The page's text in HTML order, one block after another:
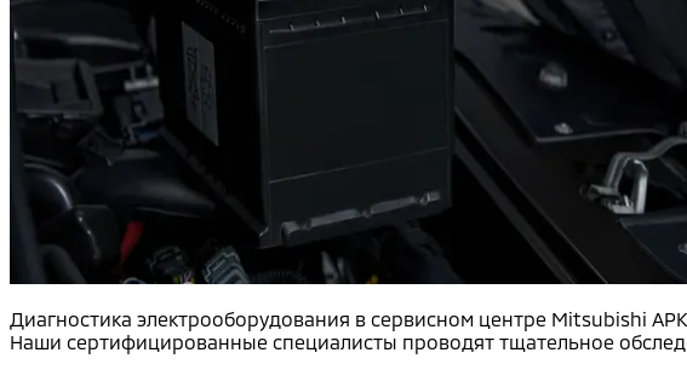
Диагностика электрооборудования в сервисном центре Mitsubishi
Наши сертифицированные специалисты проводят тщательное